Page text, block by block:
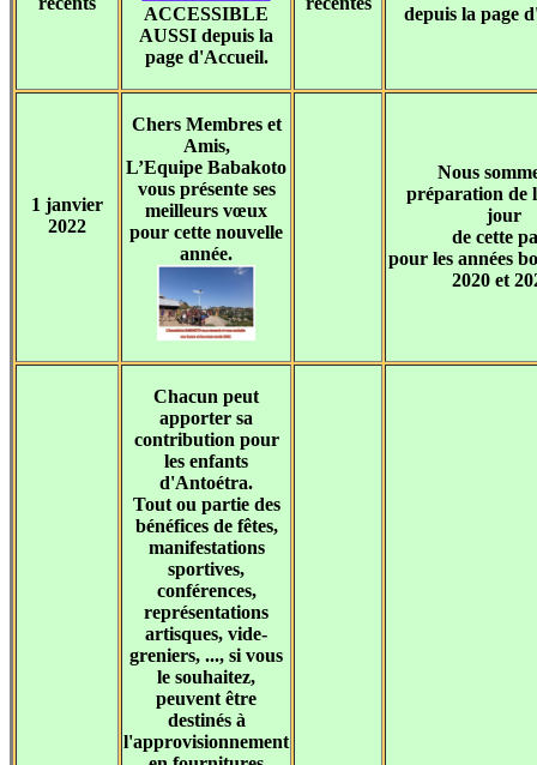
ACCESSIBLE
AUSSI depuis la
page d'Accueil.
depuis la page
1 janvier
2022
Chers Membres et
Amis,
L’Equipe Babakoto
vous présente ses
meilleurs vœux
pour cette nouvelle
année.
Nous
préparation de
jour
de cette
pour les années
2020 et
Chacun peut
apporter sa
contribution pour
les enfants
d'Antoétra.
Tout ou partie des
bénéfices de fêtes,
manifestations
sportives,
conférences,
représentations
artisques, vide-
greniers, ..., si vous
le souhaitez,
peuvent être
destinés à
l'approvisionnement